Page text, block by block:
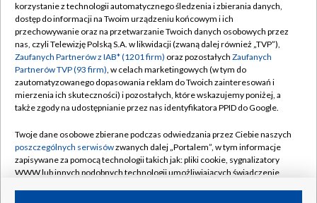
TVP
Abonament TVP
Sklep TVP
Biuro Reklamy
Oferta Handlowa
Emisja w TVP
Rada Programowa
Ogłoszenia przetargowe
Regulamin TVP
Polityka prywatności
Moje zgody
Biuro reklamy
Kanały
korzystanie z technologii automatycznego śledzenia i zbierania danych,
dostęp do informacji na Twoim urządzeniu końcowym i ich
przechowywanie oraz na przetwarzanie Twoich danych osobowych przez
nas, czyli Telewizję Polską S.A. w likwidacji (zwaną dalej również „TVP”),
Zaufanych Partnerów z IAB* (1201 firm) oraz pozostałych Zaufanych
Partnerów TVP (93 firm), w celach marketingowych (w tym do
zautomatyzowanego dopasowania reklam do Twoich zainteresowań i
mierzenia ich skuteczności) i pozostałych, które wskazujemy poniżej, a
także zgody na udostępnianie przez nas identyfikatora PPID do Google.
Twoje dane osobowe zbierane podczas odwiedzania przez Ciebie naszych
poszczególnych serwisówzwanych dalej „Portalem”, w tym informacje
zapisywane za pomocą technologii takich jak: pliki cookie, sygnalizatory
WWW lub innych podobnych technologii umożliwiających świadczenie